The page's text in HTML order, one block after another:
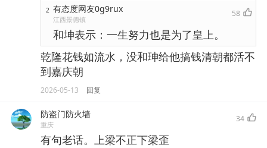
2 有态度网友0g9rux
江西景德镇
58
和坤表示：一生努力也是为了皇上。
乾隆花钱如流水，没和珅给他搞钱清朝都活不
到嘉庆朝
2026-05-13 回复
防盗门防火墙
重庆
34
有句老话。上梁不正下梁歪